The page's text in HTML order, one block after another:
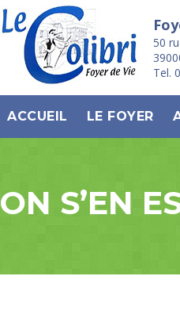
50
Tel.
ACCUEIL LE FOYER
ON S’EN